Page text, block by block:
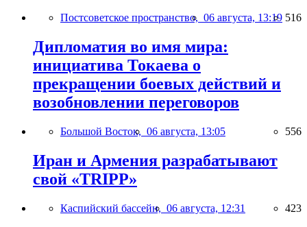
Постсоветское пространство, 06 августа, 13:19 516
Дипломатия во имя мира:
инициатива Токаева о
прекращении боевых действий и
возобновлении переговоров
Большой Восток, 06 августа, 13:05 556
Иран и Армения разрабатывают
свой «TRIPP»
Каспийский бассейн, 06 августа, 12:31 423